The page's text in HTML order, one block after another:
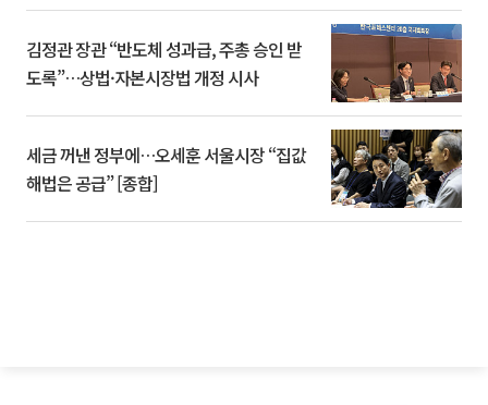
김정관 장관 “반도체 성과급, 주총 승인 받
도록”…상법·자본시장법 개정 시사
세금 꺼낸 정부에…오세훈 서울시장 “집값
해법은 공급” [종합]